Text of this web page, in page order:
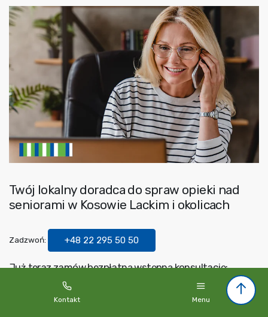
Twój lokalny doradca do spraw opieki nad
seniorami w Kosowie Lackim i okolicach
Zadzwoń: +48 22 295 50 50
Już teraz zamów bezpłatną wstępną konsultację:
Kontakt Menu